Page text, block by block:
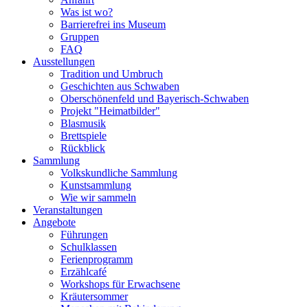
Was ist wo?
Barrierefrei ins Museum
Gruppen
FAQ
Ausstellungen
Tradition und Umbruch
Geschichten aus Schwaben
Oberschönenfeld und Bayerisch-Schwaben
Projekt "Heimatbilder"
Blasmusik
Brettspiele
Rückblick
Sammlung
Volkskundliche Sammlung
Kunstsammlung
Wie wir sammeln
Veranstaltungen
Angebote
Führungen
Schulklassen
Ferienprogramm
Erzählcafé
Workshops für Erwachsene
Kräutersommer